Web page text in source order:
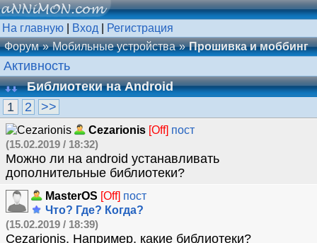
На главную Вход
Регистрация
Форум
Мобильные устройства Прошивка и моббинг
Активность
Библиотеки на Android
1
2 >>
Cezarionis [Off] пост
(15.02.2019 / 18:32)
Можно ли на android устанавливать
дополнительные библиотеки?
MasterOS [Off] пост
Что? Где? Когда?
(15.02.2019 / 18:39)
Cezarionis, Например, какие библиотеки?